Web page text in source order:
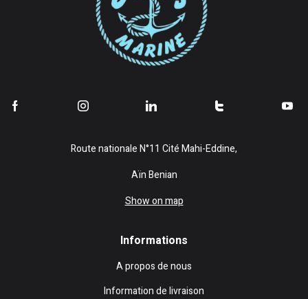
Route nationale N°11 Cité Mahi-Eddine,
Aïn Benian
Show on map
Informations
A propos de nous
Information de livraison